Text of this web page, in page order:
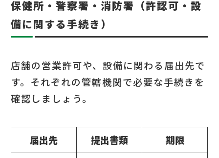
保健所・警察署・消防署（許認可・設
備に関する手続き）
店舗の営業許可や、設備に関わる届出先で
す。それぞれの管轄機関で必要な手続きを
確認しましょう。
届出先 提出書類 期限